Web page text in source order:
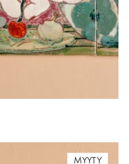
MYYTY